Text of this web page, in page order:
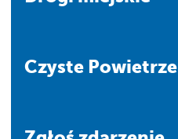
Czyste Powietrze